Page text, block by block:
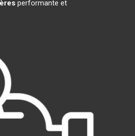
performante et